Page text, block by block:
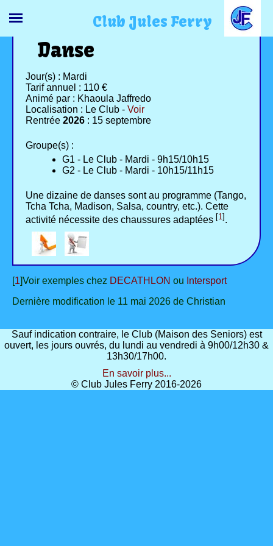
Club Jules Ferry
Danse
Jour(s) : Mardi
Tarif annuel : 110 €
Animé par : Khaoula Jaffredo
Localisation : Le Club - Voir
Rentrée 2026 : 15 septembre
Groupe(s) :
G1 - Le Club - Mardi - 9h15/10h15
G2 - Le Club - Mardi - 10h15/11h15
Une dizaine de danses sont au programme (Tango,
Tcha Tcha, Madison, Salsa, country, etc.). Cette
activité nécessite des chaussures adaptées [1] .
[1]Voir exemples chez DECATHLON ou Intersport
Dernière modification le 11 mai 2026 de Christian
Sauf indication contraire, le Club (Maison des Seniors) est
ouvert, les jours ouvrés, du lundi au vendredi à 9h00/12h30 &
13h30/17h00.
En savoir plus...
© Club Jules Ferry 2016-2026